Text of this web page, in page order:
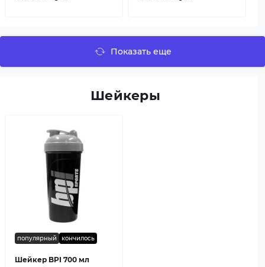
Показать еще
Шейкеры
популярный кончилось
Шейкер BPI 700 мл